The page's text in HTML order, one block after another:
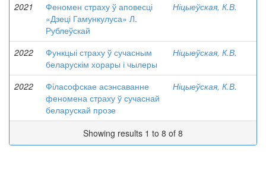
2021
Феномен страху ў аповесці
«Дзеці Гамункулуса» Л.
Рублеўскай
Ніцыеўская, К.В.
2022
Функцыі страху ў сучасным
беларускім хорары і чылеры
Ніцыеўская, К.В.
2022
Філасофскае асэнсаванне
феномена страху ў сучаснай
беларускай прозе
Ніцыеўская, К.В.
Showing results 1 to 8 of 8